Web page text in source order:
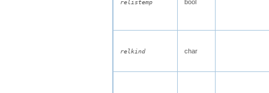
relistemp bool
relkind char